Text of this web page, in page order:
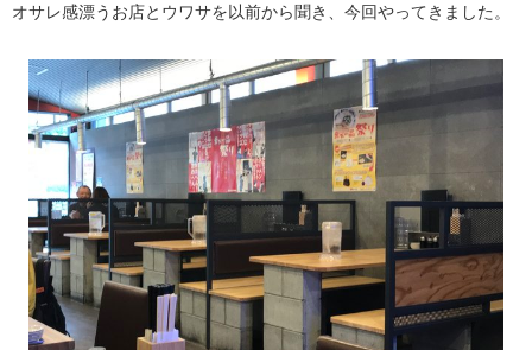
オサレ感漂うお店とウワサを以前から聞き、今回やってきました。